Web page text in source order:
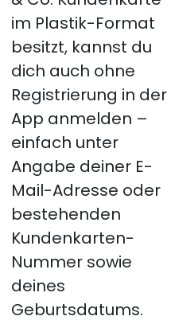
im Plastik-Format
besitzt, kannst du
dich auch ohne
Registrierung in der
App anmelden –
einfach unter
Angabe deiner E-
Mail-Adresse oder
bestehenden
Kundenkarten-
Nummer sowie
deines
Geburtsdatums.